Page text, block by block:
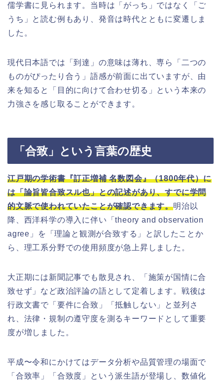
儒学書に見られます。当時は「がっち」ではなく「ご
うち」と読む例もあり、発音は時代とともに変遷しま
した。
現代日本語では「到達」の意味は薄れ、専ら「二つの
ものがぴったり合う」語感が前面に出ていますが、由
来を知ると「目的に向けて合わせ切る」という本来の
力強さを感じ取ることができます。
「合致」という言葉の歴史
江戸期の学術書『訂正増補 名数図会』（1800年代）に
は「論旨皆合致スル也」との記述があり、すでに学問
的文脈で使われていたことが確認できます。明治以
降、西洋科学の導入に伴い「theory and observation
agree」を「理論と観測が合致する」と訳したことか
ら、理工系分野での使用頻度が急上昇しました。
大正期には新聞記事でも散見され、「施策が国情に合
致せず」など政治評論の語として定着します。戦後は
行政文書で「要件に合致」「抵触しない」と並列さ
れ、法律・規制の遵守度を測るキーワードとして重要
度が増しました。
平成〜令和にかけてはデータ分析や品質管理の場面で
「合致率」「合致度」という派生語が登場し、数値化